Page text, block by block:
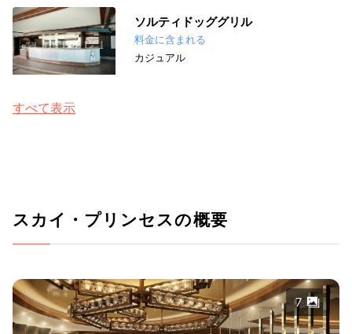
ソルティドッググリル
料金に含まれる
カジュアル
すべて表示
スカイ・プリンセスの概要
7